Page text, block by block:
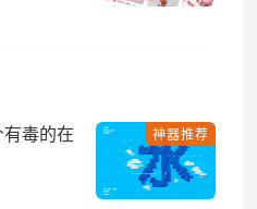
神器推荐
毒的在